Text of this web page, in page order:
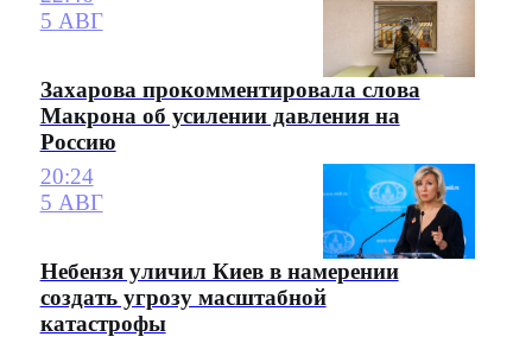
5 АВГ
Захарова прокомментировала слова
Макрона об усилении давления на
Россию
20:24
5 АВГ
Небензя уличил Киев в намерении
создать угрозу масштабной
катастрофы